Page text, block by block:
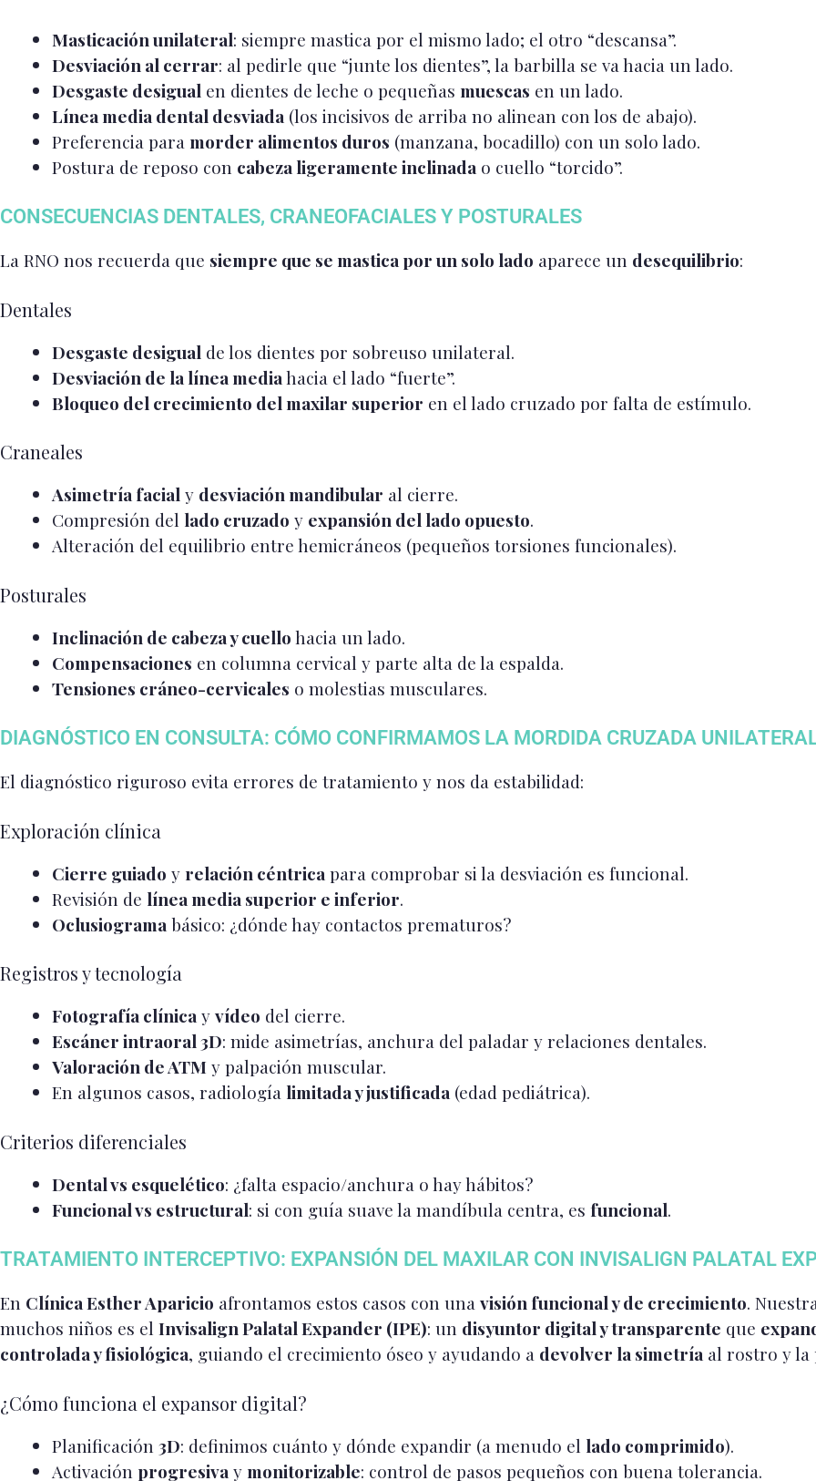
Masticación unilateral: siempre mastica por el mismo lado; el otro “descansa”.
Desviación al cerrar: al pedirle que “junte los dientes”, la barbilla se va hacia un lado.
Desgaste desigual en dientes de leche o pequeñas muescas en un lado.
Línea media dental desviada (los incisivos de arriba no alinean con los de abajo).
Preferencia para morder alimentos duros (manzana, bocadillo) con un solo lado.
Postura de reposo con cabeza ligeramente inclinada o cuello “torcido”.
CONSECUENCIAS DENTALES, CRANEOFACIALES Y POSTURALES
La RNO nos recuerda que siempre que se mastica por un solo lado aparece un desequilibrio:
Dentales
Desgaste desigual de los dientes por sobreuso unilateral.
Desviación de la línea mediahacia el lado “fuerte”.
Bloqueo del crecimiento del maxilar superior en el lado cruzado por falta de estímulo.
Craneales
Asimetría facial y desviación mandibular al cierre.
Compresión del lado cruzado y expansión del lado opuesto.
Alteración del equilibrio entre hemicráneos (pequeños torsiones funcionales).
Posturales
Inclinación de cabeza y cuellohacia un lado.
Compensaciones en columna cervical y parte alta de la espalda.
Tensiones cráneo-cervicales o molestias musculares.
DIAGNÓSTICO EN CONSULTA: CÓMO CONFIRMAMOS LA MORDIDA CRUZADA
El diagnóstico riguroso evita errores de tratamiento y nos da estabilidad:
Exploración clínica
Cierre guiado y relación céntrica para comprobar si la desviación es funcional.
Revisión de línea media superior e inferior.
Oclusiograma básico: ¿dónde hay contactos prematuros?
Registros y tecnología
Fotografía clínica yvídeo del cierre.
Escáner intraoral 3D: mide asimetrías, anchura del paladar y relaciones dentales.
Valoración de ATMy palpación muscular.
En algunos casos, radiología limitada y justificada (edad pediátrica).
Criterios diferenciales
Dental vs esquelético: ¿falta espacio/anchura o hay hábitos?
Funcional vs estructural: si con guía suave la mandíbula centra, es funcional.
TRATAMIENTO INTERCEPTIVO: EXPANSIÓN DEL MAXILAR CON INVISALIGN PALATAL
En Clínica Esther Aparicio afrontamos estos casos con una visión funcional y de crecimiento.
muchos niños es el Invisalign Palatal Expander (IPE): un disyuntor digital y transparente que
controlada y fisiológica, guiando el crecimiento óseo y ayudando a devolver la simetría al rostro y la
¿Cómo funciona el expansor digital?
Planificación 3D: definimos cuánto y dónde expandir (a menudo el lado comprimido).
Activación progresiva y monitorizable: control de pasos pequeños con buena tolerancia.